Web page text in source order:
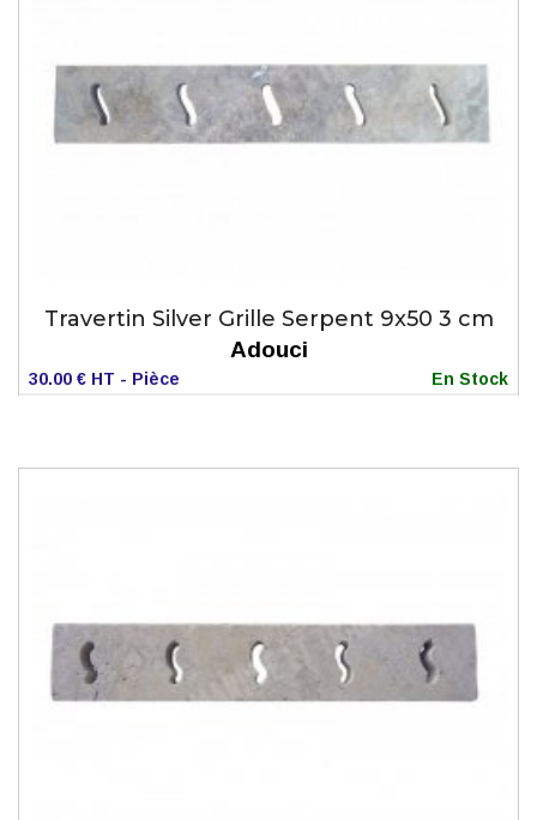
Travertin Silver Grille Serpent 9x50 3 cm
Adouci
30.00 € HT - Pièce En Stock